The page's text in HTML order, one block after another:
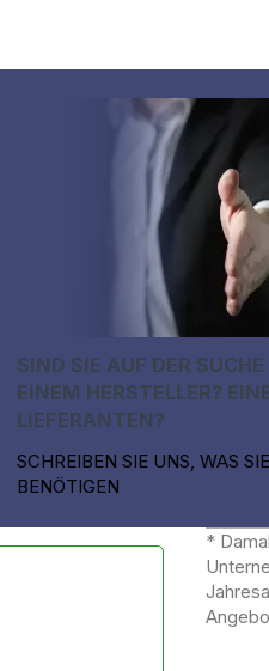
SIND SIE AUF DER
EINEM HERSTELLER?
LIEFERANTEN?
SCHREIBEN SIE UNS, WAS SIE
BENÖTIGEN
*